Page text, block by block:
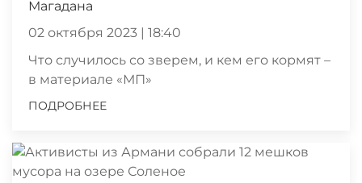
Магадана
02 октября 2023 | 18:40
Что случилось со зверем, и кем его кормят –
в материале «МП»
ПОДРОБНЕЕ